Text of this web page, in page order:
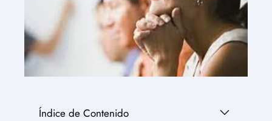
Índice de Contenido